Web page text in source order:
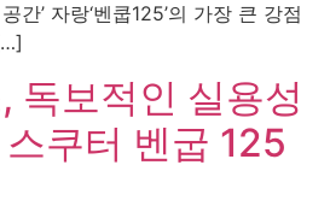
간’ 자랑‘벤쿱125’의 가장 큰 강점
독보적인 실용성
쿠터 벤굽 125